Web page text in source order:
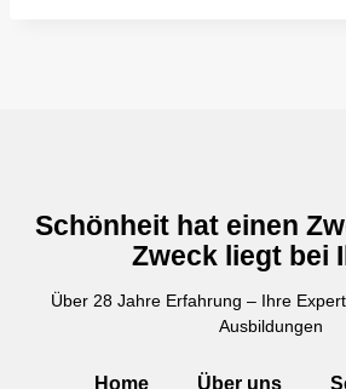
Schönheit hat einen
Zweck liegt bei
Über 28 Jahre Erfahrung – Ihre
Ausbildungen
Home Über uns